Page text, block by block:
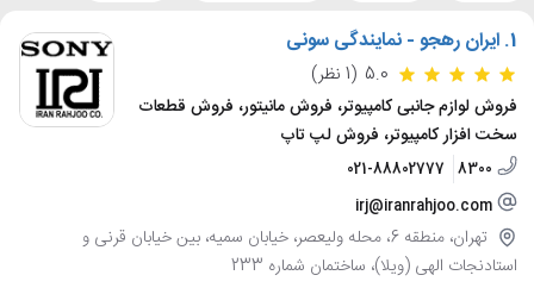
1. ایران رهجو - نمایندگی سونی
5.0 (1 نظر)
فروش لوازم جانبی کامپیوتر، فروش مانیتور، فروش قطعات
سخت افزار کامپیوتر، فروش لپ تاپ
8300
021-88802777
irj@iranrahjoo.com
تهران، منطقه 6، محله ولیعصر، خیابان سمیه، بین خیابان قرنی و
استادنجات الهی (ویلا)، ساختمان شماره 233